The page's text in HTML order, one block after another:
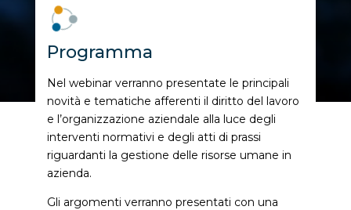
Programma
Nel webinar verranno presentate le principali
novità e tematiche afferenti il diritto del lavoro
e l’organizzazione aziendale alla luce degli
interventi normativi e degli atti di prassi
riguardanti la gestione delle risorse umane in
azienda.
Gli argomenti verranno presentati con una